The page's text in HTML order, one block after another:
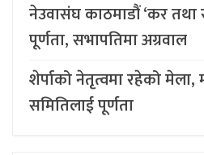
नेउवासंघ काठमाडौं ‘कर तथा
पूर्णता, सभापतिमा अग्रवाल
शेर्पाको नेतृत्वमा रहेको मेला,
समितिलाई पूर्णता